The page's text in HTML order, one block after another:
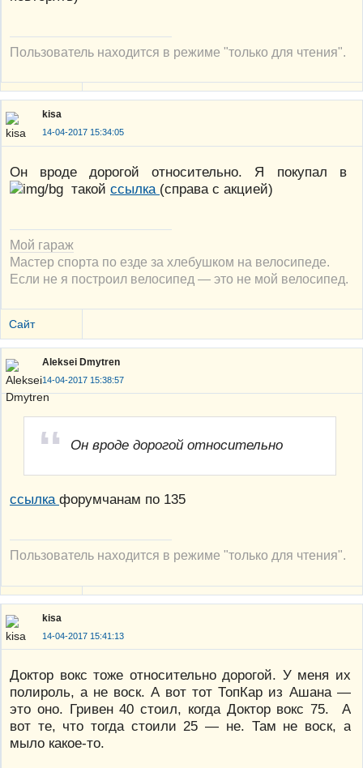
Пользователь находится в режиме "только для чтения".
kisa
14-04-2017 15:34:05
Он вроде дорогой относительно. Я покупал в
такой ссылка (справа с акцией)
Мой гараж
Мастер спорта по езде за хлебушком на велосипеде.
Если не я построил велосипед — это не мой велосипед.
Сайт
Aleksei Dmytren
14-04-2017 15:38:57
Он вроде дорогой относительно
ссылка форумчанам по 135
Пользователь находится в режиме "только для чтения".
kisa
14-04-2017 15:41:13
Доктор вокс тоже относительно дорогой. У меня их
полироль, а не воск. А вот тот ТопКар из Ашана —
это оно. Гривен 40 стоил, когда Доктор вокс 75. А
вот те, что тогда стоили 25 — не. Там не воск, а
мыло какое-то.